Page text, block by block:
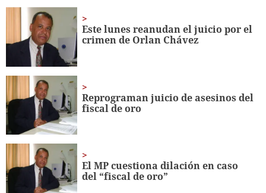
minute,
seconds
Este lunes reanudan el juicio por el
crimen de Orlan Chávez
Reprograman juicio de asesinos del
fiscal de oro
El MP cuestiona dilación en caso
del “fiscal de oro”